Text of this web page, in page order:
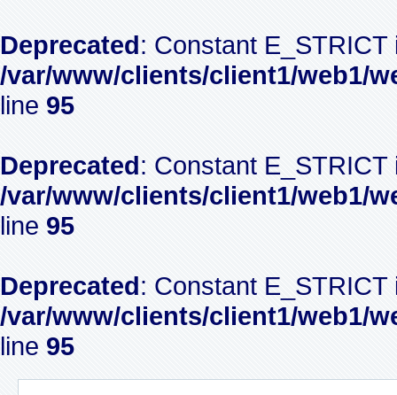
Deprecated: Constant
/var/www/clients/client1/web1/
line 95
Deprecated: Constant
/var/www/clients/client1/web1/
line 95
Deprecated: Constant
/var/www/clients/client1/web1/
line 95